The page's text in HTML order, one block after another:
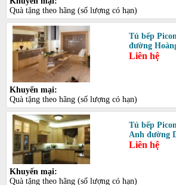
Quà tặng theo hãng (số lượng có hạn)
Tủ bếp
đường
Liên hệ
Khuyến mại:
Quà tặng theo hãng (số lượng có hạn)
Tủ bếp
Anh đường
Liên hệ
Khuyến mại:
Quà tặng theo hãng (số lượng có hạn)